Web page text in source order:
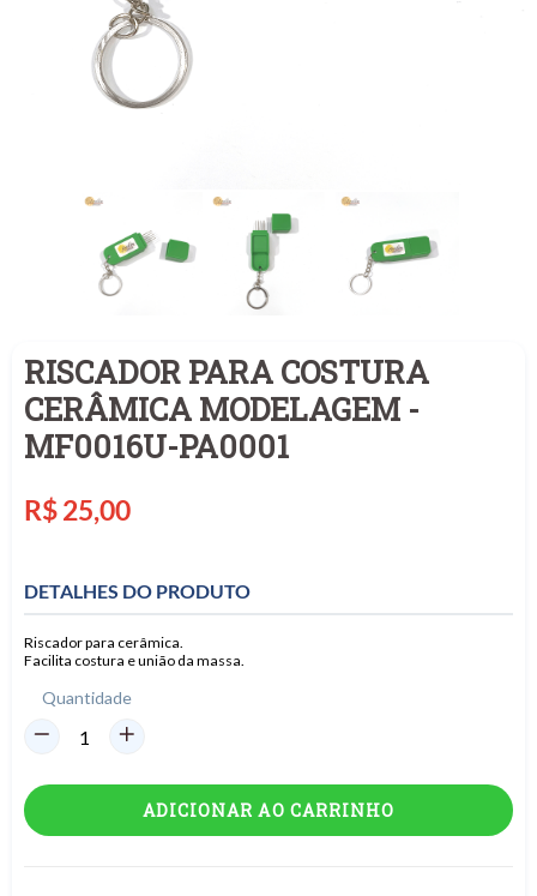
RISCADOR PARA COSTURA
CERÂMICA MODELAGEM -
MF0016U-PA0001
Preço
R$ 25,00
DETALHES DO PRODUTO
Riscador para cerâmica.
Facilita costura e união da massa.
Quantidade
ADICIONAR AO CARRINHO